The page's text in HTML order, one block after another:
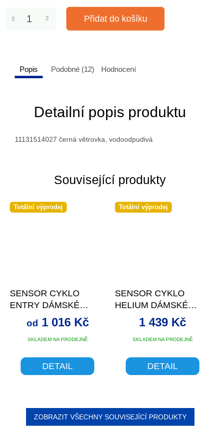
Přidat do košíku
Související produkty
Totální výprodej
SENSOR CYKLO
ENTRY DÁMSKÉ
KALHOTY KRÁTKÉ
ČERNÁ -S
SKLADEM NA PRODEJNĚ
od 1 016 Kč
DETAIL
Totální výprodej
SENSOR CYKLO
HELIUM DÁMSKÉ
KALHOTY KRÁTKÉ
VOLNÉ RŮŽOVÁ -M
SKLADEM NA PRODEJNĚ
1 439 Kč
DETAIL
ZOBRAZIT VŠECHNY SOUVISEJÍCÍ PRODUKTY
Popis Podobné (12) Hodnocení
Detailní popis produktu
11131514027 černá větrovka, vodoodpudivá